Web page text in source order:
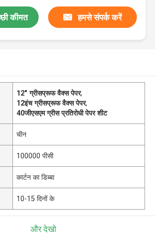
कीमत हमसे संपर्क करें
12" ग्रीसप्रूफ वैक्स पेपर,
12इंच ग्रीसप्रूफ वैक्स पेपर,
40जीएसएम ग्रीस प्रतिरोधी पेपर शीट
चीन
100000 पीसी
कार्टन का डिब्बा
10-15 दिनों के
और देखो